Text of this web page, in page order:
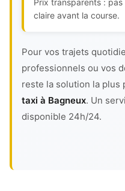
Prix transparents :
claire avant la course.
Pour vos trajets
professionnels ou vos
reste la solution la plus
taxi à Bagneux. Un
disponible 24h/24.